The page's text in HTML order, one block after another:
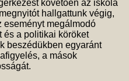
követően az iskola
hallgattunk végig,
eseményt megálmodó
és a politikai köröket
beszédükben egyaránt
a mások